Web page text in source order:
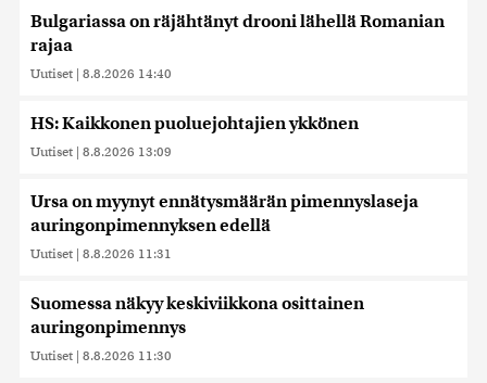
Bulgariassa on räjähtänyt drooni lähellä Romanian
rajaa
Uutiset | 8.8.2026 14:40
HS: Kaikkonen puoluejohtajien ykkönen
Uutiset | 8.8.2026 13:09
Ursa on myynyt ennätysmäärän pimennyslaseja
auringonpimennyksen edellä
Uutiset | 8.8.2026 11:31
Suomessa näkyy keskiviikkona osittainen
auringonpimennys
Uutiset | 8.8.2026 11:30